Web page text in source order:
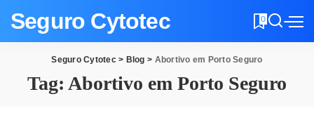
Seguro Cytotec 0
Seguro Cytotec> Blog > Abortivo em Porto Seguro
Tag: Abortivo em Porto Seguro